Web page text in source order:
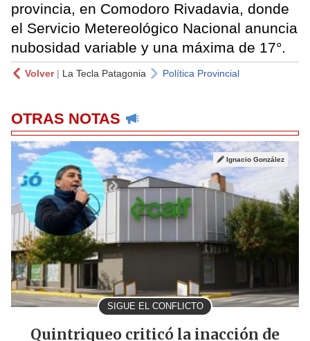
provincia, en Comodoro Rivadavia, donde
el Servicio Metereológico Nacional anuncia
nubosidad variable y una máxima de 17°.
Volver| La Tecla Patagonia Política Provincial
OTRAS NOTAS
SIGUE EL CONFLICTO
Ignacio González
Quintriqueo criticó la inacción de